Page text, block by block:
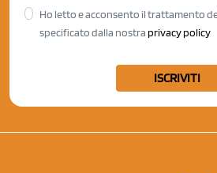
Ho letto e acconsento il trattamento
specificato dalla nostra privacy policy
ISCRIVITI